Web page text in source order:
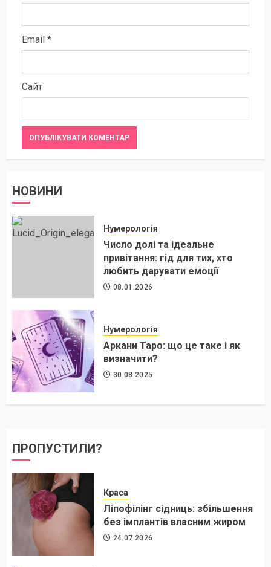
Email *
Сайт
НОВИНИ
Нумерологія
Число долі та ідеальне
привітання: гід для тих, хто
любить дарувати емоції
08.01.2026
Нумерологія
Аркани Таро: що це таке і як
визначити?
30.08.2025
ПРОПУСТИЛИ?
Краса
Ліпофілінг сідниць: збільшення
без імплантів власним жиром
24.07.2026